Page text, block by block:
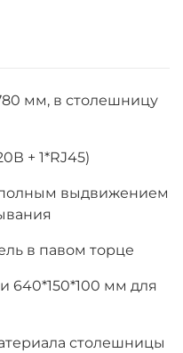
мм, в столешницу
+ 1*RJ45)
выдвижением
в павом торце
640*150*100 мм для
столешницы